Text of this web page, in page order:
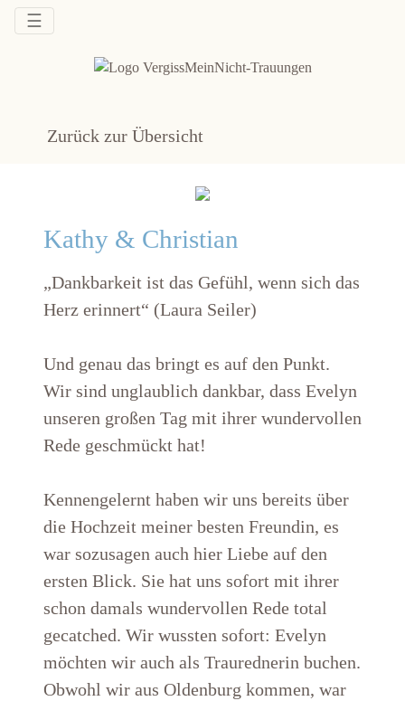
☰
Zurück zur Übersicht
Kathy & Christian
„Dankbarkeit ist das Gefühl, wenn sich das
Herz erinnert“ (Laura Seiler)
Und genau das bringt es auf den Punkt.
Wir sind unglaublich dankbar, dass Evelyn
unseren großen Tag mit ihrer wundervollen
Rede geschmückt hat!
Kennengelernt haben wir uns bereits über
die Hochzeit meiner besten Freundin, es
war sozusagen auch hier Liebe auf den
ersten Blick. Sie hat uns sofort mit ihrer
schon damals wundervollen Rede total
gecatched. Wir wussten sofort: Evelyn
möchten wir auch als Traurednerin buchen.
Obwohl wir aus Oldenburg kommen, war